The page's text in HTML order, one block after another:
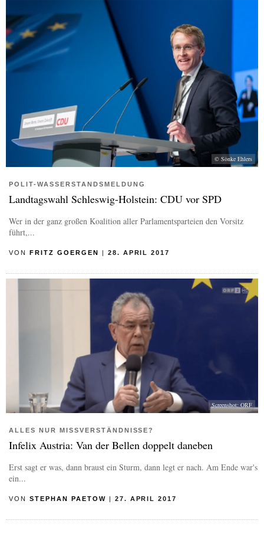
© Sönke Ehlers
POLIT-WASSERSTANDSMELDUNG
Landtagswahl Schleswig-Holstein: CDU vor SPD
Wer in der ganz großen Koalition aller Parlamentsparteien den Vorsitz
führt,...
VON FRITZ GOERGEN 28. APRIL 2017
Screenshot: ORF
ALLES NUR MISSVERSTÄNDNISSE?
Infelix Austria: Van der Bellen doppelt daneben
Erst sagt er was, dann braust ein Sturm, dann legt er nach. Am Ende war's
ein...
VON STEPHAN PAETOW | 27. APRIL 2017